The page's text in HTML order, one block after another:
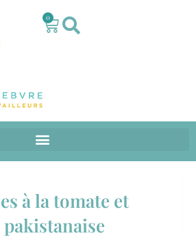
0
à la tomate et